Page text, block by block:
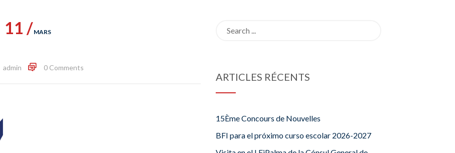
11 / MARS
admin 0 Comments
ARTICLES RÉCENTS
15Ème Concours de Nouvelles
BFI para el próximo curso escolar 2026-2027